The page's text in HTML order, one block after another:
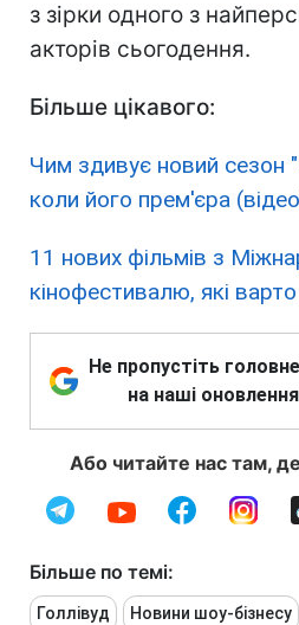
з зірки одного з
акторів сьогодення.
Більше цікавого:
Чим здивує новий сезон
коли його прем'єра
11 нових фільмів з
кінофестивалю, які
Не пропустіть
на наші
Або читайте нас там,
Більше по темі:
Голлівуд Новини шоу-бізнесу